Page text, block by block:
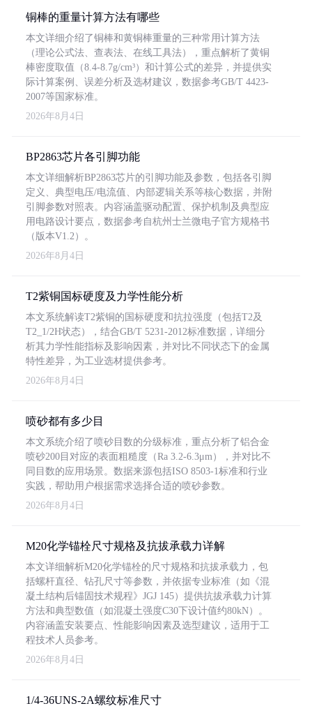
铜棒的重量计算方法有哪些
本文详细介绍了铜棒和黄铜棒重量的三种常用计算方法
（理论公式法、查表法、在线工具法），重点解析了黄铜
棒密度取值（8.4-8.7g/cm³）和计算公式的差异，并提供实
际计算案例、误差分析及选材建议，数据参考GB/T 4423-
2007等国家标准。
2026年8月4日
BP2863芯片各引脚功能
本文详细解析BP2863芯片的引脚功能及参数，包括各引脚
定义、典型电压/电流值、内部逻辑关系等核心数据，并附
引脚参数对照表。内容涵盖驱动配置、保护机制及典型应
用电路设计要点，数据参考自杭州士兰微电子官方规格书
（版本V1.2）。
2026年8月4日
T2紫铜国标硬度及力学性能分析
本文系统解读T2紫铜的国标硬度和抗拉强度（包括T2及
T2_1/2H状态），结合GB/T 5231-2012标准数据，详细分
析其力学性能指标及影响因素，并对比不同状态下的金属
特性差异，为工业选材提供参考。
2026年8月4日
喷砂都有多少目
本文系统介绍了喷砂目数的分级标准，重点分析了铝合金
喷砂200目对应的表面粗糙度（Ra 3.2-6.3μm），并对比不
同目数的应用场景。数据来源包括ISO 8503-1标准和行业
实践，帮助用户根据需求选择合适的喷砂参数。
2026年8月4日
M20化学锚栓尺寸规格及抗拔承载力详解
本文详细解析M20化学锚栓的尺寸规格和抗拔承载力，包
括螺杆直径、钻孔尺寸等参数，并依据专业标准（如《混
凝土结构后锚固技术规程》JGJ 145）提供抗拔承载力计算
方法和典型数值（如混凝土强度C30下设计值约80kN）。
内容涵盖安装要点、性能影响因素及选型建议，适用于工
程技术人员参考。
2026年8月4日
1/4-36UNS-2A螺纹标准尺寸